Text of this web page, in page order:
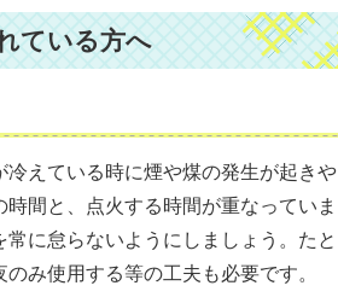
ている方へ
えている時に煙や煤の発生が起きや
間と、点火する時間が重なっていま
に怠らないようにしましょう。たと
み使用する等の工夫も必要です。